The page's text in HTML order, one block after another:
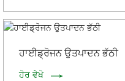
ਹਾਈਡ੍ਰੋਜਨ ਉਤਪਾਦਨ ਭੱਠੀ
ਹੋਰ ਵੇਖੋ